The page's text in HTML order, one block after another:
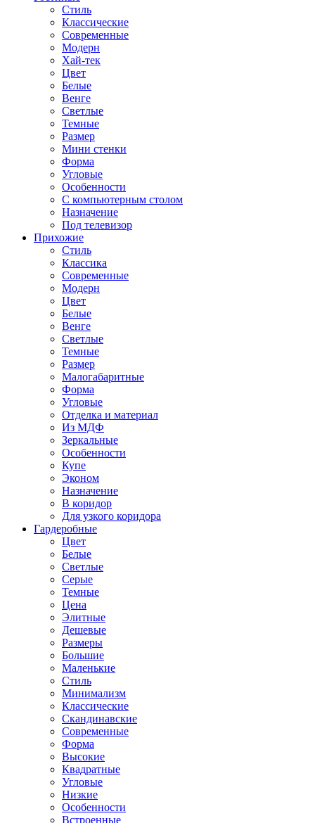
Стиль
Классические
Современные
Модерн
Хай-тек
Цвет
Белые
Венге
Светлые
Темные
Размер
Мини стенки
Форма
Угловые
Особенности
С компьютерным столом
Назначение
Под телевизор
Прихожие
Стиль
Классика
Современные
Модерн
Цвет
Белые
Венге
Светлые
Темные
Размер
Малогабаритные
Форма
Угловые
Отделка и материал
Из МДФ
Зеркальные
Особенности
Купе
Эконом
Назначение
В коридор
Для узкого коридора
Гардеробные
Цвет
Белые
Светлые
Серые
Темные
Цена
Элитные
Дешевые
Размеры
Большие
Маленькие
Стиль
Минимализм
Классические
Скандинавские
Современные
Форма
Высокие
Квадратные
Угловые
Низкие
Особенности
Встроенные